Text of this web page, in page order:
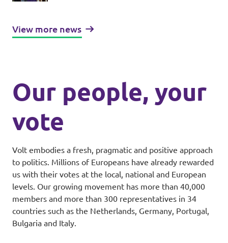
View more news
Our people, your
vote
Volt embodies a fresh, pragmatic and positive approach
to politics. Millions of Europeans have already rewarded
us with their votes at the local, national and European
levels. Our growing movement has more than 40,000
members and more than 300 representatives in 34
countries such as the Netherlands, Germany, Portugal,
Bulgaria and Italy.